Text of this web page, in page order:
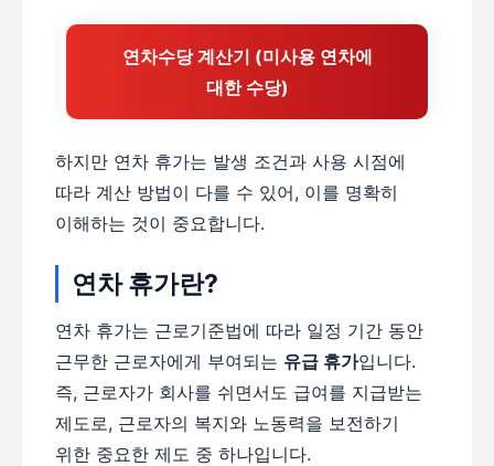
연차수당 계산기 (미사용 연차에
대한 수당)
하지만 연차 휴가는 발생 조건과 사용 시점에
따라 계산 방법이 다를 수 있어, 이를 명확히
이해하는 것이 중요합니다.
연차 휴가란?
연차 휴가는 근로기준법에 따라 일정 기간 동안
근무한 근로자에게 부여되는 유급 휴가입니다.
즉, 근로자가 회사를 쉬면서도 급여를 지급받는
제도로, 근로자의 복지와 노동력을 보전하기
위한 중요한 제도 중 하나입니다.